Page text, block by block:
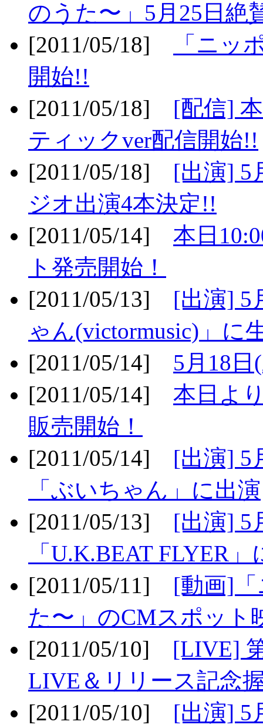
のうた〜」5月25日絶
[2011/05/18]
「ニッ
開始!!
[2011/05/18] [配信]
ティックver配信開始!!
[2011/05/18] [出演] 5
ジオ出演4本決定!!
[2011/05/14] 本日
ト発売開始！
[2011/05/13] [出演] 5
ゃん(victormusic)」に
[2011/05/14] 5月18
[2011/05/14] 本日よ
販売開始！
[2011/05/14] [出演] 5
「ぶいちゃん」に出演
[2011/05/13] [出演] 5
「U.K.BEAT FLYER
[2011/05/11] [動画]
た〜」のCMスポット
[2011/05/10] [LIVE]
LIVE＆リリース記念
[2011/05/10] [出演] 5